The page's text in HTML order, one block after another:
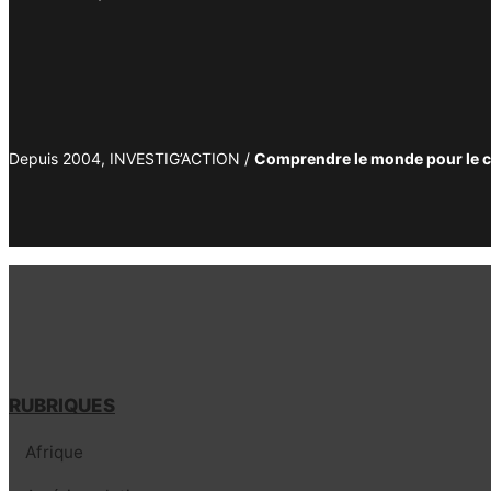
Depuis 2004, INVESTIG’ACTION / Comprendre le monde pour le
RUBRIQUES
Afrique